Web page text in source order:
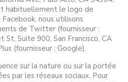
habituellement le logo de
nous utilisons
de Twitter (fournisseur :
Suite 900, San Francisco, CA
(fournisseur : Google).
sur la nature ou sur la portée
par les réseaux sociaux. Pour